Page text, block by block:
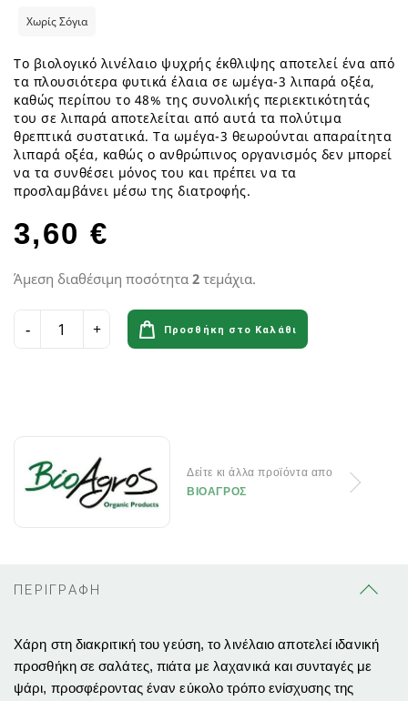
Χωρίς Σόγια
Το βιολογικό λινέλαιο ψυχρής έκθλιψης αποτελεί ένα από
τα πλουσιότερα φυτικά έλαια σε ωμέγα-3 λιπαρά οξέα,
καθώς περίπου το 48% της συνολικής περιεκτικότητάς
του σε λιπαρά αποτελείται από αυτά τα πολύτιμα
θρεπτικά συστατικά. Τα ωμέγα-3 θεωρούνται απαραίτητα
λιπαρά οξέα, καθώς ο ανθρώπινος οργανισμός δεν μπορεί
να τα συνθέσει μόνος του και πρέπει να τα
προσλαμβάνει μέσω της διατροφής.
3,60 €
Άμεση διαθέσιμη ποσότητα 2 τεμάχια.
Προσθήκη στο Καλάθι
Δείτε κι άλλα προϊόντα απο
ΒΙΟΑΓΡΟΣ
ΠΕΡΙΓΡΑΦΗ
Χάρη στη διακριτική του γεύση, το λινέλαιο αποτελεί ιδανική
προσθήκη σε σαλάτες, πιάτα με λαχανικά και συνταγές με
ψάρι, προσφέροντας έναν εύκολο τρόπο ενίσχυσης της